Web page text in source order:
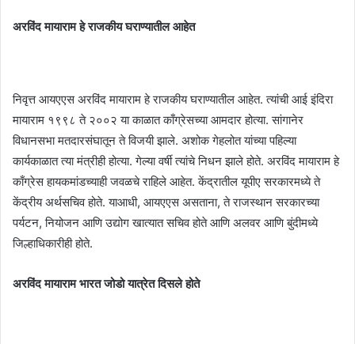
अरविंद मायाराम हे राजकीय घराण्यातील आहेत
निवृत्त आयएएस अरविंद मायाराम हे राजकीय घराण्यातील आहेत. त्यांची आई इंदिरा
मायाराम १९९८ ते २००२ या काळात काँग्रेसच्या आमदार होत्या. सांगानेर
विधानसभा मतदारसंघातून ते विजयी झाले. अशोक गेहलोत यांच्या पहिल्या
कार्यकाळात त्या मंत्रीही होत्या. गेल्या वर्षी त्यांचे निधन झाले होते. अरविंद मायाराम हे
काँग्रेस हायकमांडच्याही जवळचे राहिले आहेत. केंद्रातील यूपीए सरकारमध्ये ते
केंद्रीय अर्थसचिव होते. याआधी, आयएएस असताना, ते राजस्थान सरकारच्या
पर्यटन, नियोजन आणि उद्योग खात्यात सचिव होते आणि अलवर आणि बुंदीमध्ये
जिल्हाधिकारीही होते.
अरविंद मायाराम भारत जोडो यात्रेत दिसले होते